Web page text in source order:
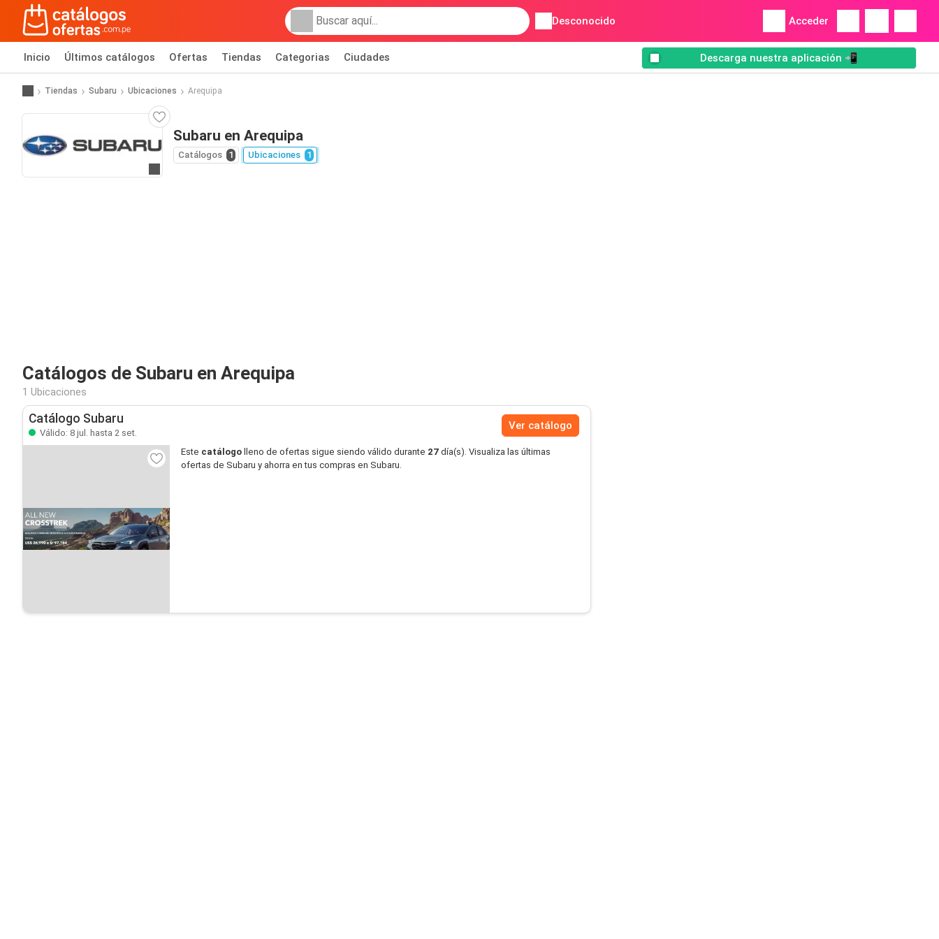
Desconocido Acceder
Inicio Últimos catálogos Ofertas Tiendas Categorias Ciudades Descarga nuestra aplicación 📲
Tiendas Subaru Ubicaciones Arequipa
Subaru en Arequipa
Catálogos 1 Ubicaciones 1
Catálogos de Subaru en Arequipa
1 Ubicaciones
Catálogo Subaru
Válido: 8 jul. hasta 2 set.
Ver catálogo
Este catálogo lleno de ofertas sigue siendo válido durante 27 día(s). Visualiza las últimas
ofertas de Subaru y ahorra en tus compras en Subaru.